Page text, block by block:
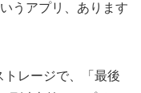
うアプリ、あります
レージで、「最後